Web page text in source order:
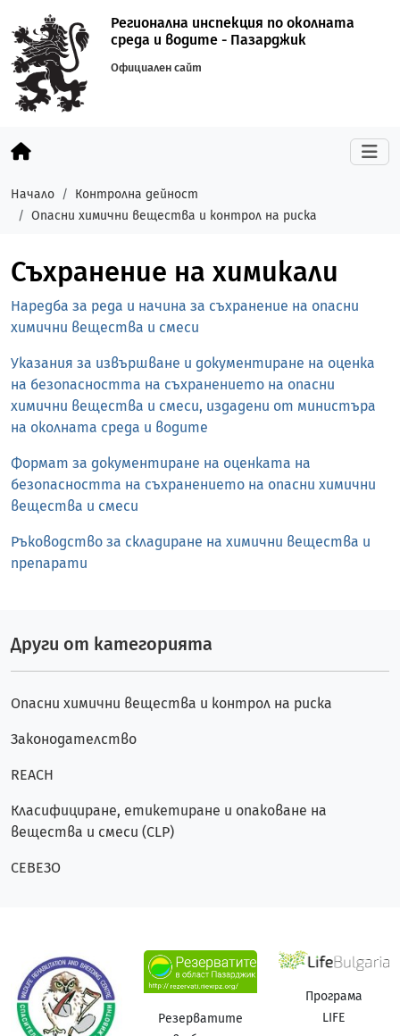
Регионална инспекция по околната
среда и водите - Пазарджик
Официален сайт
Начало
Контролна дейност
Опасни химични вещества и контрол на риска
Съхранение на химикали
Наредба за реда и начина за съхранение на опасни
химични вещества и смеси
Указания за извършване и документиране на оценка
на безопасността на съхранението на опасни
химични вещества и смеси, издадени от министъра
на околната среда и водите
Формат за документиране на оценката на
безопасността на съхранението на опасни химични
вещества и смеси
Ръководство за складиране на химични вещества и
препарати
Други от категорията
Опасни химични вещества и контрол на риска
Законодателство
REACH
Класифициране, етикетиране и опаковане на
вещества и смеси (CLP)
СЕВЕЗО
Резерватите
Програма
LIFE